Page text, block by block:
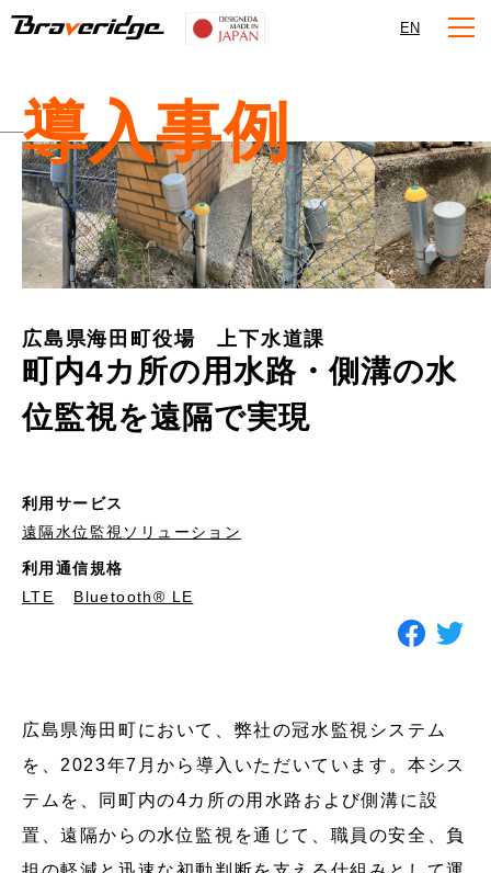
Braveridge
EN
導入事例
広島県海田町役場 上下水道課
町内4カ所の用水路・側溝の水
位監視を遠隔で実現
利用サービス
遠隔水位監視ソリューション
利用通信規格
LTE
Bluetooth® LE
広島県海田町において、弊社の冠水監視システム
を、2023年7月から導入いただいています。本シス
テムを、同町内の4カ所の用水路および側溝に設
置、遠隔からの水位監視を通じて、職員の安全、負